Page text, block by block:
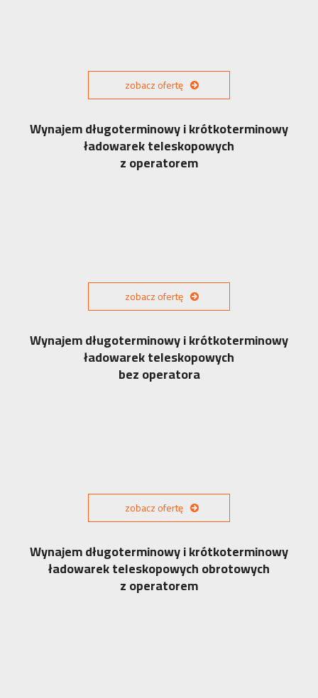
zobacz ofertę
Wynajem długoterminowy i krótkoterminowy
ładowarek teleskopowych
z operatorem
zobacz ofertę
Wynajem długoterminowy i krótkoterminowy
ładowarek teleskopowych
bez operatora
zobacz ofertę
Wynajem długoterminowy i krótkoterminowy
ładowarek teleskopowych obrotowych
z operatorem